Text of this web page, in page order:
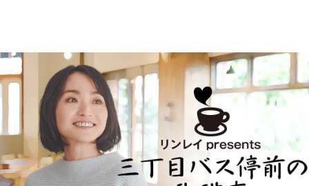
お知らせ
イベント・グッズ
YouTube
会社情報